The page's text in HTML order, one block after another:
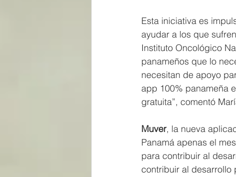
Esta iniciativa es
ayudar a los que
Instituto Oncológico
panameños que lo
necesitan de apoyo
app 100% panameña
gratuita”, comentó
Muver, la nueva
Panamá apenas el
para contribuir al
contribuir al desarrollo